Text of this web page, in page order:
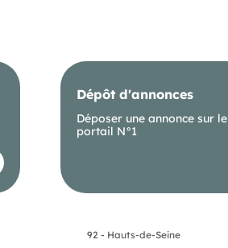
Dépôt d'annonces
Déposer une annonce sur le
portail N°1
92 - Hauts-de-Seine